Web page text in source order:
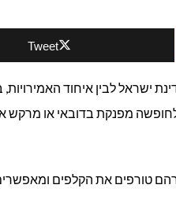
Tweet
לבין איחוד האמירויות,
מפנקת בדובאי או מרקש
טורפים את הקלפים